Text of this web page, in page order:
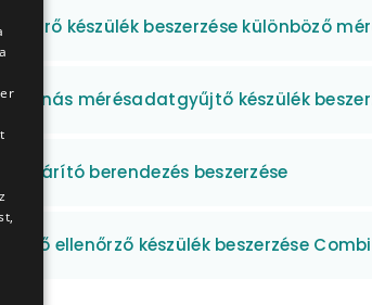
készülék beszerzése különböző
mérésadatgyűjtő készülék
berendezés beszerzése
erő ellenőrző készülék beszerzése